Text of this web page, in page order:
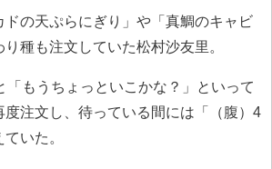
ドの天ぷらにぎり」や「真鯛のキャビ
種も注文していた松村沙友里。
「もうちょっといこかな？」といって
度注文し、待っている間には「（腹）4
いた。